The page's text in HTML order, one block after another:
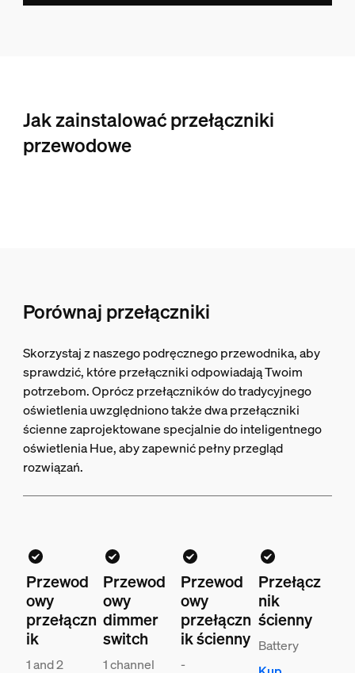
Jak zainstalować przełączniki
przewodowe
Porównaj przełączniki
Skorzystaj z naszego podręcznego przewodnika, aby
sprawdzić, które przełączniki odpowiadają Twoim
potrzebom. Oprócz przełączników do tradycyjnego
oświetlenia uwzględniono także dwa przełączniki
ścienne zaprojektowane specjalnie do inteligentnego
oświetlenia Hue, aby zapewnić pełny przegląd
rozwiązań.
Przewod
owy
przełączn
ik
1 and 2
Przewod
owy
dimmer
switch
1 channel
Przewod
owy
przełączn
ik ścienny
-
Przełącz
nik
ścienny
Battery